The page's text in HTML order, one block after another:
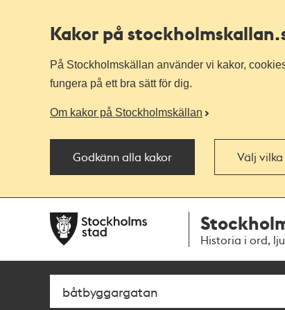
Kakor på stockholmskallan
På Stockholmskällan använder vi kakor,
fungera på ett bra sätt för dig.
Om kakor på Stockholmskällan
Godkänn alla kakor Välj
navigationen
huvudinnehållet
Historia i ord,
SökFritextsök